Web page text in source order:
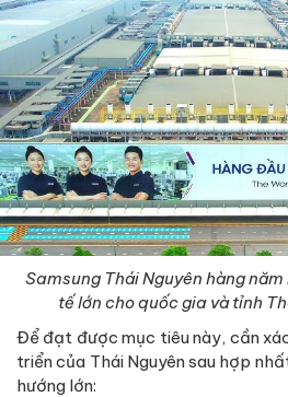
Samsung Thái Nguyên hàng
tế lớn cho quốc gia và tỉnh
Để đạt được mục tiêu này, cần
triển của Thái Nguyên sau hợp
hướng lớn: